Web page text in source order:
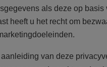
als deze op
heeft u het recht om
van deze